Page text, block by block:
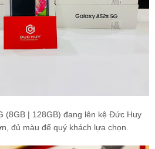
(8GB | 128GB) đang lên kệ Đức Huy
đủ màu để quý khách lựa chọn.